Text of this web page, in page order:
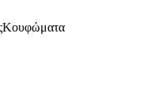
Κουφώματα